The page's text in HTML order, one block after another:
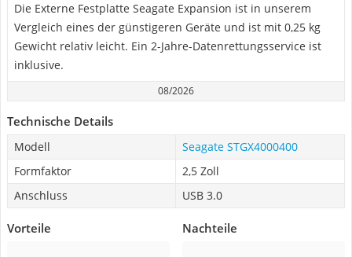
Die Externe Festplatte Seagate Expansion ist in unserem
Vergleich eines der günstigeren Geräte und ist mit 0,25 kg
Gewicht relativ leicht. Ein 2-Jahre-Datenrettungsservice ist
inklusive.
08/2026
Technische Details
Modell
Seagate ‎STGX4000400
Formfaktor
2,5 Zoll
Anschluss
USB 3.0
Vorteile Nachteile